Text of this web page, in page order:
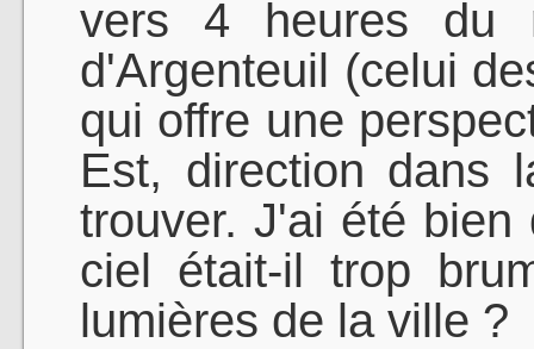
vers 4 heures du
d'Argenteuil (celui
qui offre une
Est, direction dans
trouver. J'ai été
ciel était-il trop
lumières de la ville ?